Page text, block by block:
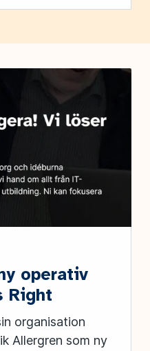
operativ
Right
organisation
Allergren som ny